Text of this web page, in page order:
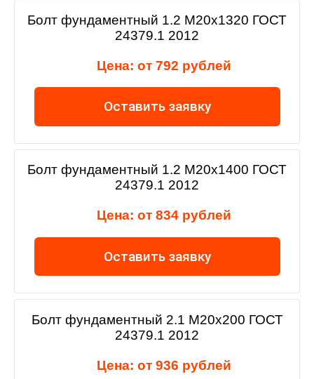
Болт фундаментный 1.2 М20х1320 ГОСТ
24379.1 2012
Цена: от 792 рублей
Оставить заявку
Болт фундаментный 1.2 М20х1400 ГОСТ
24379.1 2012
Цена: от 834 рублей
Оставить заявку
Болт фундаментный 2.1 М20х200 ГОСТ
24379.1 2012
Цена: от 936 рублей